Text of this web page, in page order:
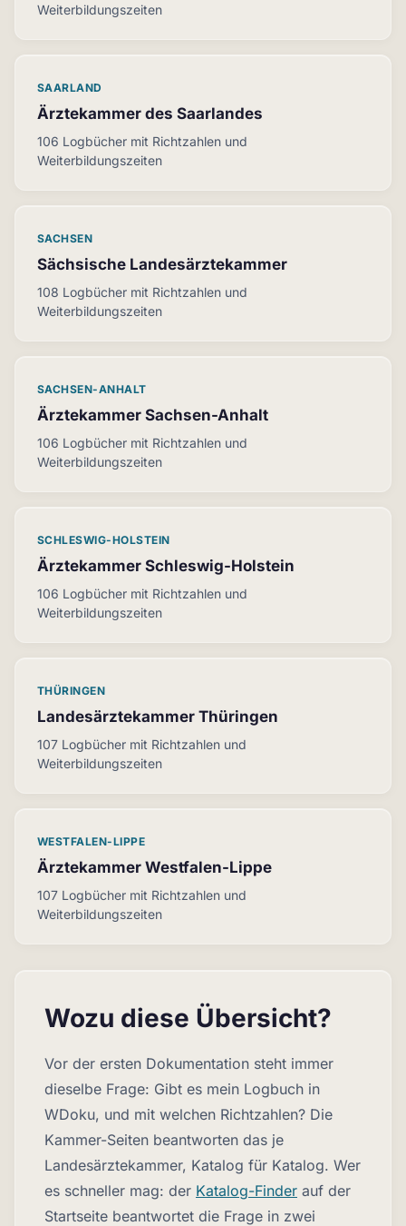
Weiterbildungszeiten
SAARLAND
Ärztekammer des Saarlandes
106 Logbücher mit Richtzahlen und
Weiterbildungszeiten
SACHSEN
Sächsische Landesärztekammer
108 Logbücher mit Richtzahlen und
Weiterbildungszeiten
SACHSEN-ANHALT
Ärztekammer Sachsen-Anhalt
106 Logbücher mit Richtzahlen und
Weiterbildungszeiten
SCHLESWIG-HOLSTEIN
Ärztekammer Schleswig-Holstein
106 Logbücher mit Richtzahlen und
Weiterbildungszeiten
THÜRINGEN
Landesärztekammer Thüringen
107 Logbücher mit Richtzahlen und
Weiterbildungszeiten
WESTFALEN-LIPPE
Ärztekammer Westfalen-Lippe
107 Logbücher mit Richtzahlen und
Weiterbildungszeiten
Wozu diese Übersicht?
Vor der ersten Dokumentation steht immer
dieselbe Frage: Gibt es mein Logbuch in
WDoku, und mit welchen Richtzahlen? Die
Kammer-Seiten beantworten das je
Landesärztekammer, Katalog für Katalog. Wer
es schneller mag: der Katalog-Finder auf der
Startseite beantwortet die Frage in zwei